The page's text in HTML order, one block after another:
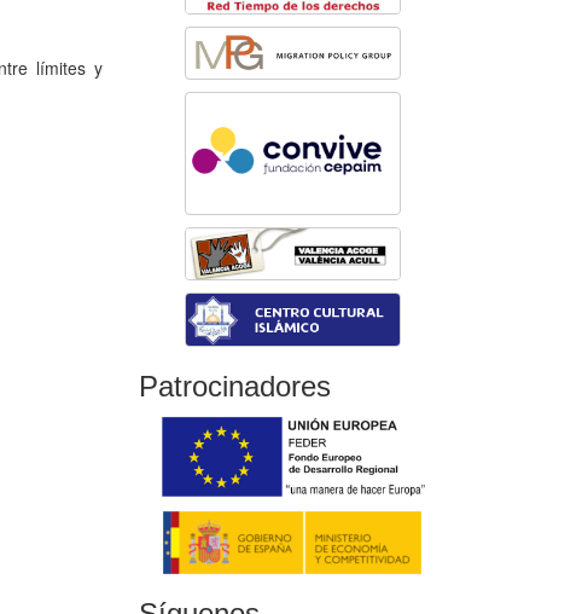
límites y
Patrocinadores